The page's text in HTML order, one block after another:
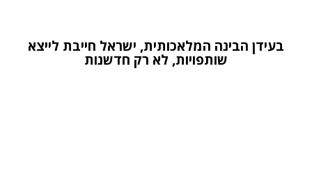
בעידן הבינה המלאכותית, ישראל חייבת לייצא
שותפויות, לא רק חדשנות